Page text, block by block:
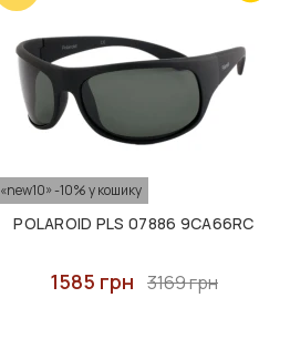
«new10» -10% у кошику
POLAROID PLS 07886 9CA66RC
1585 грн 3169 грн